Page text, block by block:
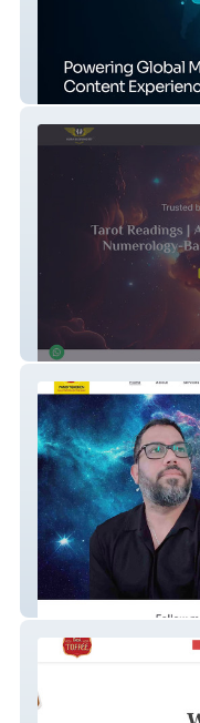
Alpasramee
Aura Blessing 517
Panditgkehen